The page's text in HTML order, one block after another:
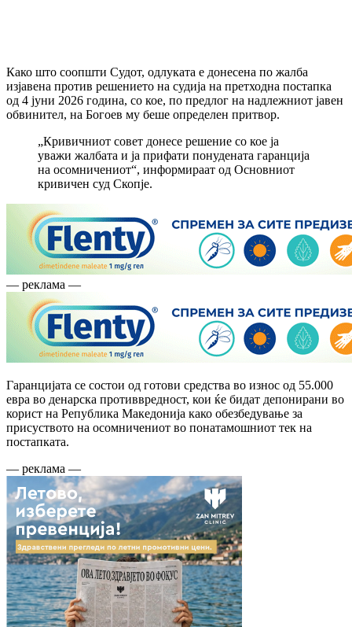
Како што соопшти Судот, одлуката е донесена по жалба
изјавена против решението на судија на претходна постапка
од 4 јуни 2026 година, со кое, по предлог на надлежниот јавен
обвинител, на Богоев му беше определен притвор.
„Кривичниот совет донесе решение со кое ја
уважи жалбата и ја прифати понудената гаранција
на осомничениот“, информираат од Основниот
кривичен суд Скопје.
— реклама —
Гаранцијата се состои од готови средства во износ од 55.000
евра во денарска противвредност, кои ќе бидат депонирани во
корист на Република Македонија како обезбедување за
присуството на осомничениот во понатамошниот тек на
постапката.
— реклама —